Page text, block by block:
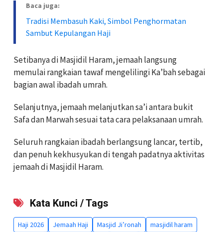
Baca juga:
Tradisi Membasuh Kaki, Simbol Penghormatan
Sambut Kepulangan Haji
Setibanya di Masjidil Haram, jemaah langsung
memulai rangkaian tawaf mengelilingi Ka’bah sebagai
bagian awal ibadah umrah.
Selanjutnya, jemaah melanjutkan sa’i antara bukit
Safa dan Marwah sesuai tata cara pelaksanaan umrah.
Seluruh rangkaian ibadah berlangsung lancar, tertib,
dan penuh kekhusyukan di tengah padatnya aktivitas
jemaah di Masjidil Haram.
Kata Kunci / Tags
Haji 2026 Jemaah Haji Masjid Ji’ronah
masjidil haram